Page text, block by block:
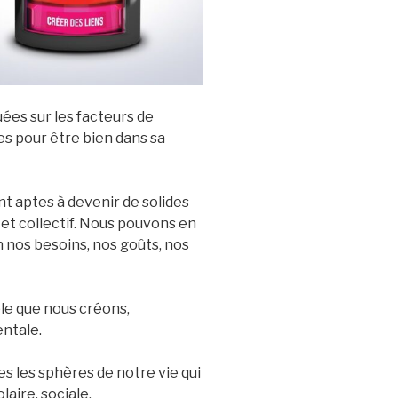
sur les facteurs de
pour être bien dans sa
aptes à devenir de solides
collectif. Nous pouvons en
besoins, nos goûts, nos
que nous créons,
les sphères de notre vie qui
sociale,